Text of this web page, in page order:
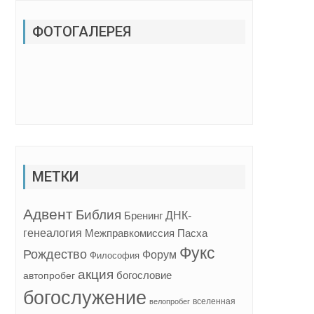
ФОТОГАЛЕРЕЯ
МЕТКИ
Адвент Библия Бренинг ДНК-
генеалогия Межправкомиссия Пасха
Рождество Философия Форум Фукс
автопробег акция богословие
богослужение велопробег вселенная